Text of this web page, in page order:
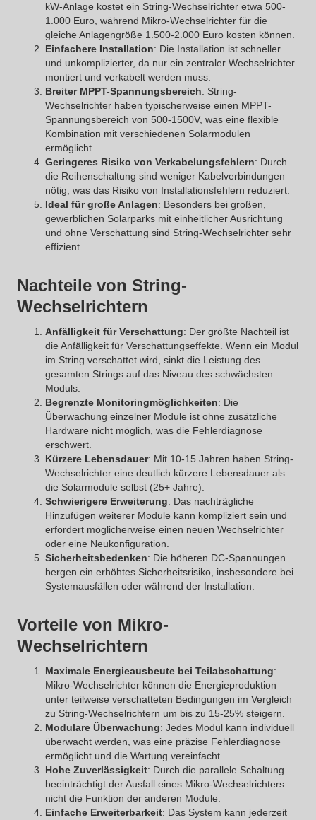
kW-Anlage kostet ein String-Wechselrichter etwa 500-
1.000 Euro, während Mikro-Wechselrichter für die
gleiche Anlagengröße 1.500-2.000 Euro kosten können.
Einfachere Installation: Die Installation ist schneller
und unkomplizierter, da nur ein zentraler Wechselrichter
montiert und verkabelt werden muss.
Breiter MPPT-Spannungsbereich: String-
Wechselrichter haben typischerweise einen MPPT-
Spannungsbereich von 500-1500V, was eine flexible
Kombination mit verschiedenen Solarmodulen
ermöglicht.
Geringeres Risiko von Verkabelungsfehlern: Durch
die Reihenschaltung sind weniger Kabelverbindungen
nötig, was das Risiko von Installationsfehlern reduziert.
Ideal für große Anlagen: Besonders bei großen,
gewerblichen Solarparks mit einheitlicher Ausrichtung
und ohne Verschattung sind String-Wechselrichter sehr
effizient.
Nachteile von String-
Wechselrichtern
Anfälligkeit für Verschattung: Der größte Nachteil ist
die Anfälligkeit für Verschattungseffekte. Wenn ein Modul
im String verschattet wird, sinkt die Leistung des
gesamten Strings auf das Niveau des schwächsten
Moduls.
Begrenzte Monitoringmöglichkeiten: Die
Überwachung einzelner Module ist ohne zusätzliche
Hardware nicht möglich, was die Fehlerdiagnose
erschwert.
Kürzere Lebensdauer: Mit 10-15 Jahren haben String-
Wechselrichter eine deutlich kürzere Lebensdauer als
die Solarmodule selbst (25+ Jahre).
Schwierigere Erweiterung: Das nachträgliche
Hinzufügen weiterer Module kann kompliziert sein und
erfordert möglicherweise einen neuen Wechselrichter
oder eine Neukonfiguration.
Sicherheitsbedenken: Die höheren DC-Spannungen
bergen ein erhöhtes Sicherheitsrisiko, insbesondere bei
Systemausfällen oder während der Installation.
Vorteile von Mikro-
Wechselrichtern
Maximale Energieausbeute bei Teilabschattung:
Mikro-Wechselrichter können die Energieproduktion
unter teilweise verschatteten Bedingungen im Vergleich
zu String-Wechselrichtern um bis zu 15-25% steigern.
Modulare Überwachung: Jedes Modul kann individuell
überwacht werden, was eine präzise Fehlerdiagnose
ermöglicht und die Wartung vereinfacht.
Hohe Zuverlässigkeit: Durch die parallele Schaltung
beeinträchtigt der Ausfall eines Mikro-Wechselrichters
nicht die Funktion der anderen Module.
Einfache Erweiterbarkeit: Das System kann jederzeit